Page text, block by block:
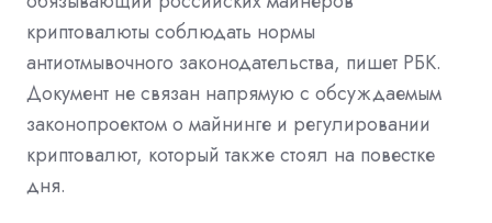
криптовалюты соблюдать нормы
антиотмывочного законодательства, пишет РБК.
Документ не связан напрямую с обсуждаемым
законопроектом о майнинге и регулировании
криптовалют, который также стоял на повестке
дня.